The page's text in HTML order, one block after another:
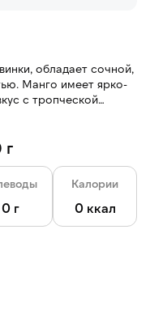
обладает сочной,
Манго имеет ярко-
с тропческой
заморозки,
свойства и
г
0 г
Калории
0 ккал